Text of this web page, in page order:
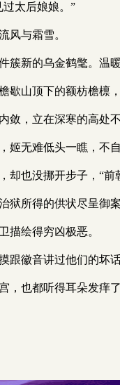
太后娘娘。”
风与霜雪。
簇新的乌金鹤氅。温
歇山顶下的额枋檐檩
敛，立在深寒的高处不
姬无难低头一瞧，不
却也没挪开步子，“前
狱所得的供状尽呈御
描绘得穷凶极恶。
跟徽音讲过他们的坏
，也都听得耳朵发痒了